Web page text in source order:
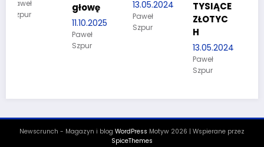
głowę
13.05.2024
Szpur
TYSIĄCE
ZŁOTYC
H
27.03.2024
Newscrunch - Magazyn i blog WordPress Motyw 2026 | Wspierane przez
SpiceThemes